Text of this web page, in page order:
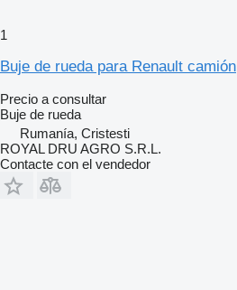
1
Buje de rueda para Renault camión
Precio a consultar
Buje de rueda
Rumanía, Cristesti
ROYAL DRU AGRO S.R.L.
Contacte con el vendedor